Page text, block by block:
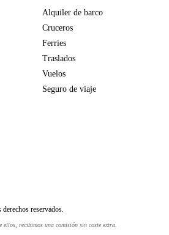
Alquiler de barco
Cruceros
Ferries
Traslados
Vuelos
Seguro de viaje
reservados.
recibimos una comisión sin coste extra.